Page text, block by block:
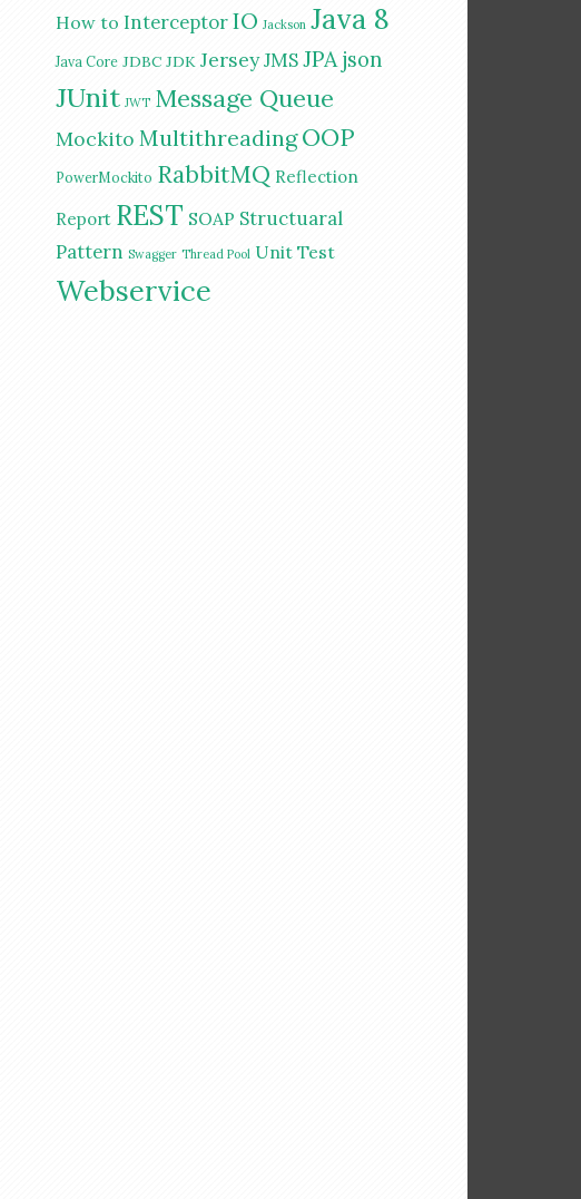
How to InterceptorIO Jackson Java 8
Java Core JDBC JDK JerseyJMSJPA json
JUnit JWT Message Queue
Mockito Multithreading OOP
PowerMockito RabbitMQ Reflection
Report REST SOAP Structuaral
Pattern Swagger Thread Pool Unit Test
Webservice